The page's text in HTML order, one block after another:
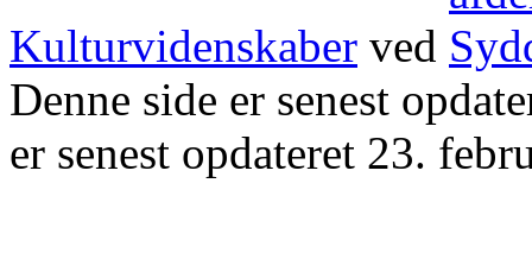
Kulturvidenskaber ved
Denne side er senest
er senest opdateret 23.